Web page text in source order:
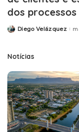
dos processos
PostedDiego Velázquez
Notícias